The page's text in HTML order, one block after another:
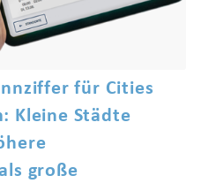
für Cities
Kleine Städte
große